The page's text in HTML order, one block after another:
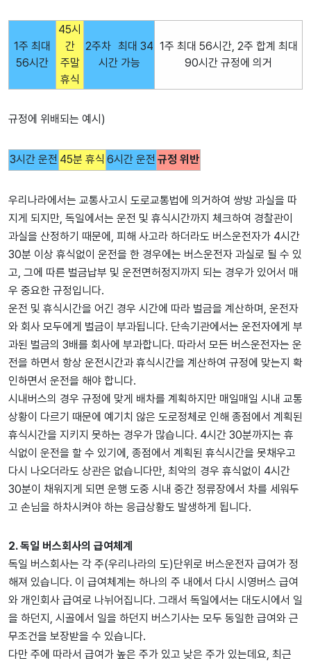
1주 최대
56시간
45시
간
주말
휴식
2주차 최대 34
시간 가능
1주 최대 56시간, 2주 합계 최대
90시간 규정에 의거
규정에 위배되는 예시)
3시간 운전 45분 휴식 6시간 운전 규정 위반
우리나라에서는 교통사고시 도로교통법에 의거하여 쌍방 과실을 따
지게 되지만, 독일에서는 운전 및 휴식시간까지 체크하여 경찰관이
과실을 산정하기 때문에, 피해 사고라 하더라도 버스운전자가 4시간
30분 이상 휴식없이 운전을 한 경우에는 버스운전자 과실로 될 수 있
고, 그에 따른 벌금납부 및 운전면허정지까지 되는 경우가 있어서 매
우 중요한 규정입니다.
운전 및 휴식시간을 어긴 경우 시간에 따라 벌금을 계산하며, 운전자
와 회사 모두에게 벌금이 부과됩니다. 단속기관에서는 운전자에게 부
과된 벌금의 3배를 회사에 부과합니다. 따라서 모든 버스운전자는 운
전을 하면서 항상 운전시간과 휴식시간을 계산하여 규정에 맞는지 확
인하면서 운전을 해야 합니다.
시내버스의 경우 규정에 맞게 배차를 계획하지만 매일매일 시내 교통
상황이 다르기 때문에 예기치 않은 도로정체로 인해 종점에서 계획된
휴식시간을 지키지 못하는 경우가 많습니다. 4시간 30분까지는 휴
식없이 운전을 할 수 있기에, 종점에서 계획된 휴식시간을 못채우고
다시 나오더라도 상관은 없습니다만, 최악의 경우 휴식없이 4시간
30분이 채워지게 되면 운행 도중 시내 중간 정류장에서 차를 세워두
고 손님을 하차시켜야 하는 응급상황도 발생하게 됩니다.
2. 독일 버스회사의 급여체계
독일 버스회사는 각 주(우리나라의 도)단위로 버스운전자 급여가 정
해져 있습니다. 이 급여체계는 하나의 주 내에서 다시 시영버스 급여
와 개인회사 급여로 나뉘어집니다. 그래서 독일에서는 대도시에서 일
을 하던지, 시골에서 일을 하던지 버스기사는 모두 동일한 급여와 근
무조건을 보장받을 수 있습니다.
다만 주에 따라서 급여가 높은 주가 있고 낮은 주가 있는데요, 최근